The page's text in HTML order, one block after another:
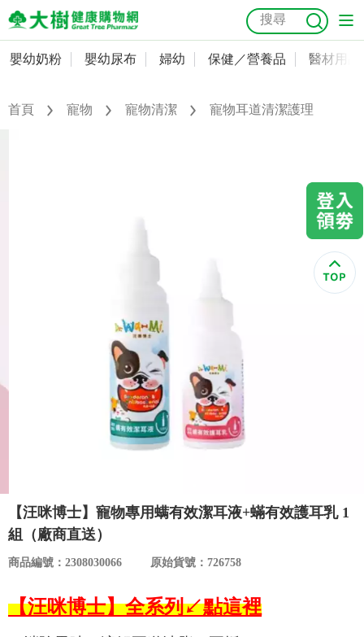
嬰幼奶粉
嬰幼尿布
優惠活動
關於我們
合作提案
抗菌 尿布 大樹獨家 益生菌 魚油 幼兒米餅 貓砂
會員資料及密碼修改
常用收件人清單
嬰幼奶粉 嬰幼尿布 婦幼 保健／營養品 醫材用品
首頁 寵物 寵物清潔 寵物耳道清潔護理
【汪咪博士】寵物專用螨有效潔耳液+蟎有效護耳乳 1
組（廠商直送）
商品編號：2308030066 原始貨號：726758
【汪咪博士】全系列↙點這裡